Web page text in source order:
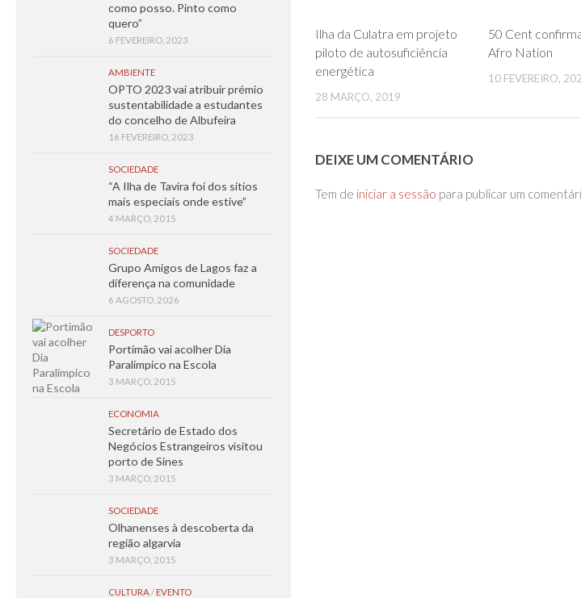
Ilha da Culatra em projeto
piloto de autosuficiência
energética
28 MARÇO, 2019
50 Cent
Afro Nation
10 FEVEREIRO,
DEIXE UM COMENTÁRIO
Tem de iniciar a sessão para publicar um
como posso. Pinto como
quero”
6 FEVEREIRO, 2023
AMBIENTE
OPTO 2023 vai atribuir prémio
sustentabilidade a estudantes
do concelho de Albufeira
16 FEVEREIRO, 2023
SOCIEDADE
“A Ilha de Tavira foi dos sítios
mais especiais onde estive”
4 MARÇO, 2015
SOCIEDADE
Grupo Amigos de Lagos faz a
diferença na comunidade
6 AGOSTO, 2026
DESPORTO
Portimão vai acolher Dia
Paralímpico na Escola
3 MARÇO, 2015
ECONOMIA
Secretário de Estado dos
Negócios Estrangeiros visitou
porto de Sines
3 MARÇO, 2015
SOCIEDADE
Olhanenses à descoberta da
região algarvia
3 MARÇO, 2015
CULTURA/ EVENTO